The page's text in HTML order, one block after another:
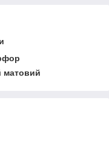
матовий